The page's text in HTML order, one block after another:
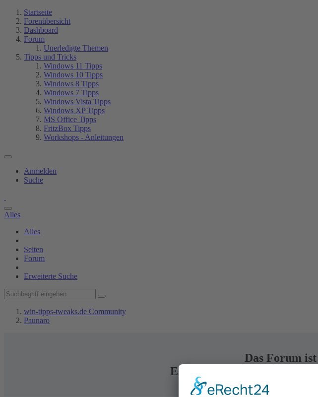
Startseite
Forenübersicht
Dashboard
Forum
Unerledigte Themen
Tipps und Tricks
Windows 11 Tipps
Windows 10 Tipps
Windows 8 Tipps
Windows 7 Tipps
Windows Vista Tipps
Windows XP Tipps
MS Office Tipps
FritzBox Tipps
Workshops - Anleitungen
Anmelden
Suche
Alles
Alles
Seiten
Forum
Erweiterte Suche
win-tipps-tweaks.de Community
Paunaro
Das Forum
Es können keine neuen